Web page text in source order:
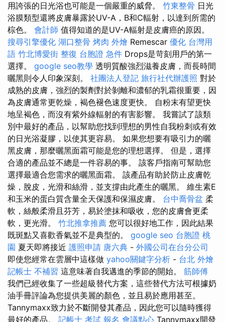
用誇張的日光浴也可能是一個嚴重的威脅。 竹東整骨 日光
浴膜類型還將皮膚暴露於UV-A，B和C輻射，以達到所需的
棕色。 會計師 值得知道的是UV-A輻射是皮膚癌的原因。
搜尋引擎優化 湖口整骨 烤肉 外燴 Remescar 優化 台灣用
語 竹北博愛街 整復 台胞證 急件 Drops是苛刻用戶的第一
選擇。 google seo教學 透明質酸強烈滋養皮膚，而長時間
曬黑則令人印象深刻。 社團法人登記 旅行社代辦護照 對於
成熟的皮膚，強烈的製劑對於剝離和濃郁的乳霜很重要，因
為皮膚通常更乾燥，褐色褪色速度更快。 自粉末有望更快
地呈褐色，而沒有紫外線輻射的有害影響。 我嘗試了該類
別中最好的產品，以幫助您找到理想的男性自我粉刺或有效
的日光浴凝膠，以使其更容易。 如果您想要有吸引力的曬
黑皮膚，那麼曬黑面霜可能是您的理想選擇。 但是，選擇
合適的產品並不總是一件容易的事。 該客戶指南可幫助您
選擇最適合您需求的曬黑面霜。 該產品有助於防止皮膚乾
燥，脫皮，光滑和絲滑，並支撐由此產生的曬黑。 維生素E
和玉米的蛋白質含量全天保護和保濕皮膚。 台中喬骨盆 柔
軟，絲般柔滑且芬芳，易於塗抹和吸收，您的皮膚會更柔
軟，更光滑。 竹北推拿推薦 您可以很好地工作，因此結果
既斑點又喜歡香氣並不是典型的。 google seo 台胞證 桃
園 夏天即將接近 護照申請 唐六典 - 外國公司在台分公司
即使您經常在雲層中這樣做 yahoo關鍵字分析 - 台北 外燴
記帳士 不補習 這意味著自我邁進的季節的開始。 筋師傅
我們已經收集了一些超級替代方案，這些替代方法可根據奶
油手冊評論為您提供美麗的顏色，並且易於應用甚至。
Tannymaxx致力於不斷開發其產品，因此您可以隨時獲得
最好的產品。 記帳士 考試 報名 會議點心 Tannymaxx開發